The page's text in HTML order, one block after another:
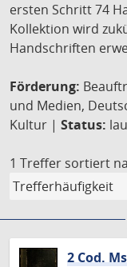
ersten Schritt 74
Kollektion wird
Handschriften
Förderung:
und Medien,
Kultur | Status:
1 Treffer sortiert
2 Cod.